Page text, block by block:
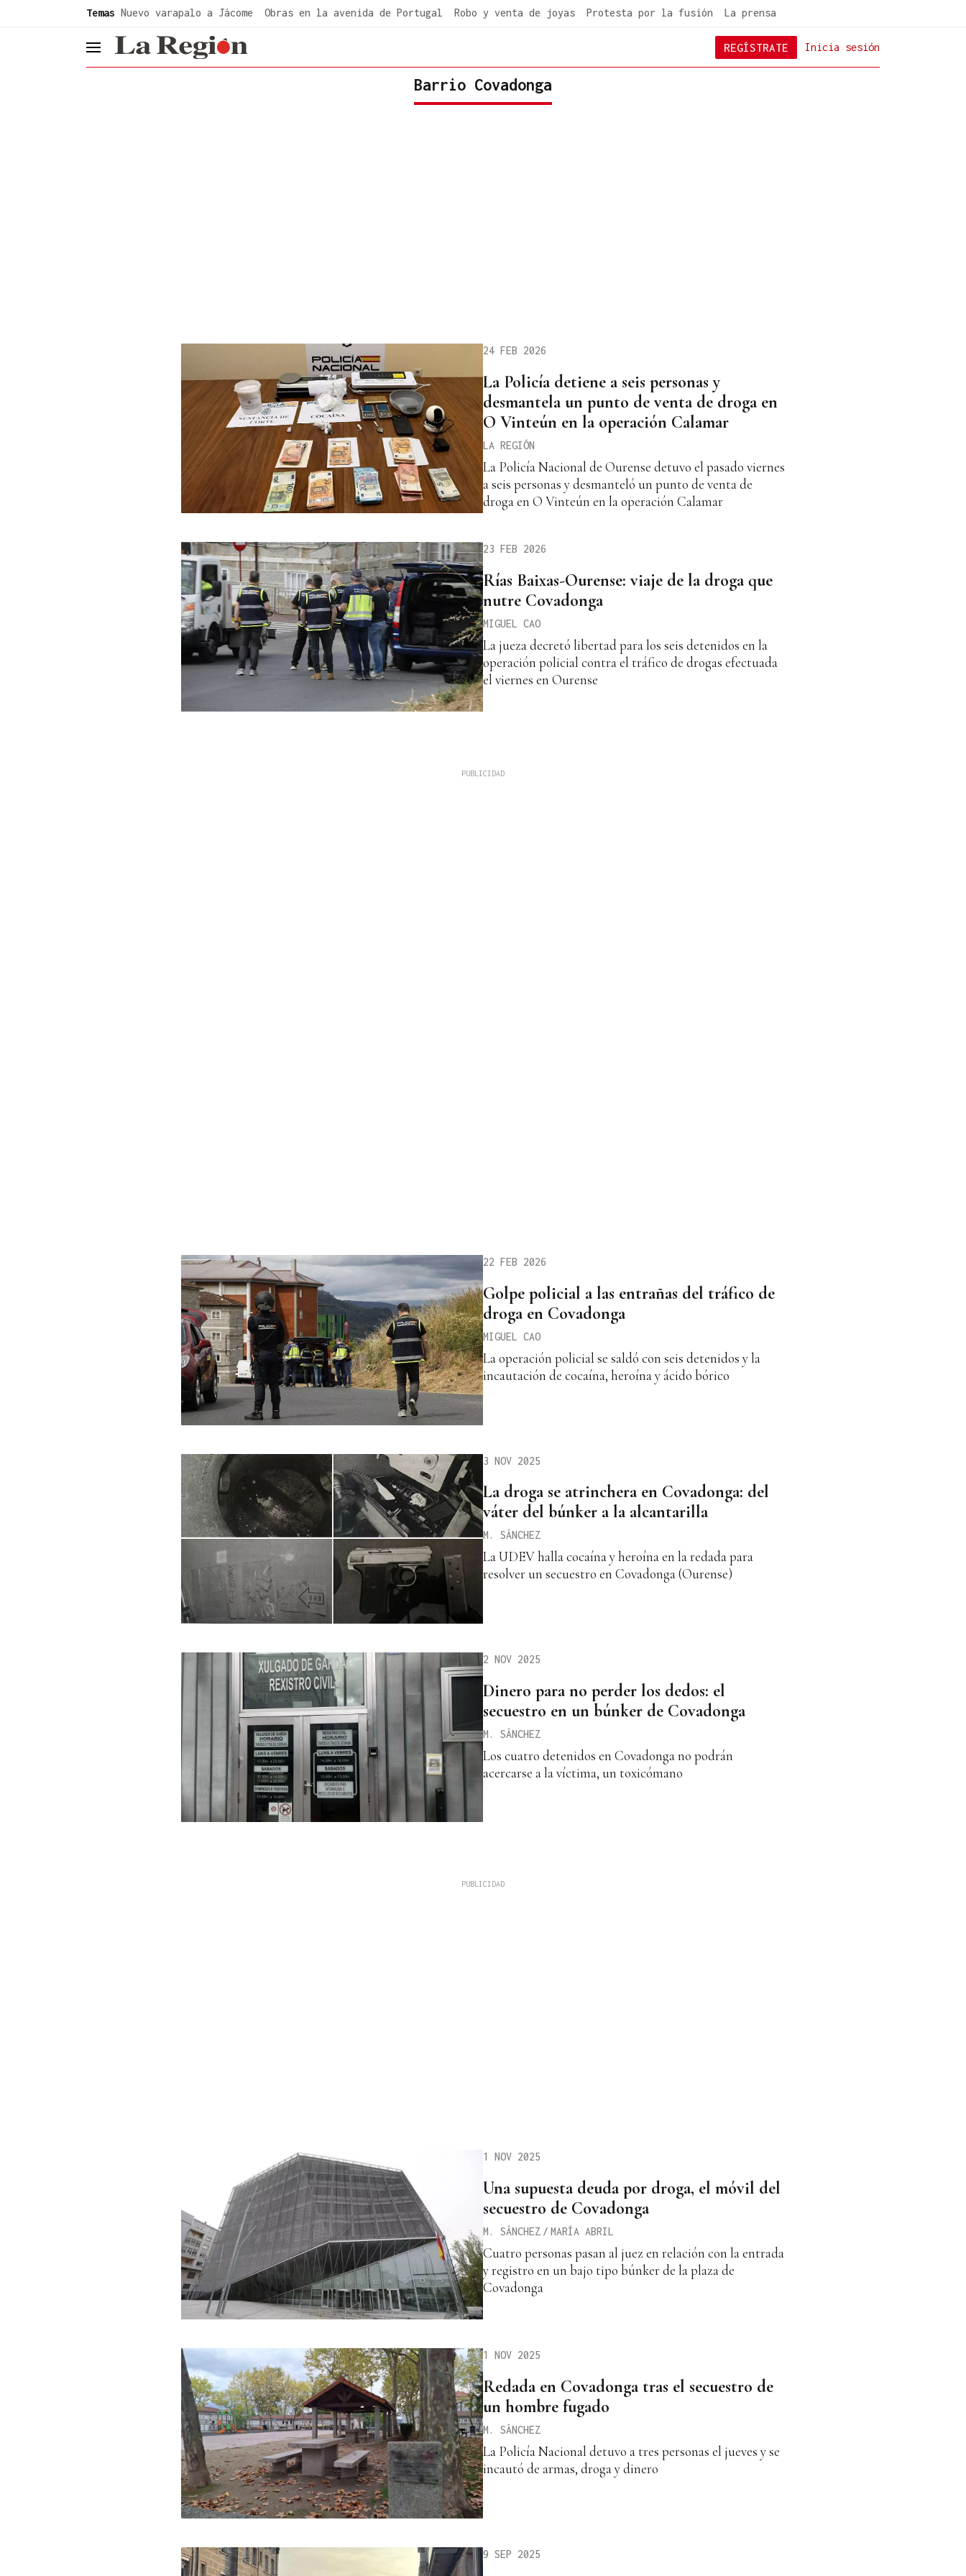
Temas Nuevo varapalo a Jácome Obras en la avenida de Portugal Robo y venta de joyas Protesta por la fusión La prensa
header.menu.open Inicia sesión
REGÍSTRATE
Barrio Covadonga
24 FEB 2026
La Policía detiene a seis personas y
desmantela un punto de venta de droga en
O Vinteún en la operación Calamar
LA REGIÓN
La Policía Nacional de Ourense detuvo el pasado viernes
a seis personas y desmanteló un punto de venta de
droga en O Vinteún en la operación Calamar
23 FEB 2026
Rías Baixas-Ourense: viaje de la droga que
nutre Covadonga
MIGUEL CAO
La jueza decretó libertad para los seis detenidos en la
operación policial contra el tráfico de drogas efectuada
el viernes en Ourense
22 FEB 2026
Golpe policial a las entrañas del tráfico de
droga en Covadonga
MIGUEL CAO
La operación policial se saldó con seis detenidos y la
incautación de cocaína, heroína y ácido bórico
3 NOV 2025
La droga se atrinchera en Covadonga: del
váter del búnker a la alcantarilla
M. SÁNCHEZ
La UDEV halla cocaína y heroína en la redada para
resolver un secuestro en Covadonga (Ourense)
2 NOV 2025
Dinero para no perder los dedos: el
secuestro en un búnker de Covadonga
M. SÁNCHEZ
Los cuatro detenidos en Covadonga no podrán
acercarse a la víctima, un toxicómano
1 NOV 2025
Una supuesta deuda por droga, el móvil del
secuestro de Covadonga
M. SÁNCHEZ / MARÍA ABRIL
Cuatro personas pasan al juez en relación con la entrada
y registro en un bajo tipo búnker de la plaza de
Covadonga
1 NOV 2025
Redada en Covadonga tras el secuestro de
un hombre fugado
M. SÁNCHEZ
La Policía Nacional detuvo a tres personas el jueves y se
incautó de armas, droga y dinero
9 SEP 2025